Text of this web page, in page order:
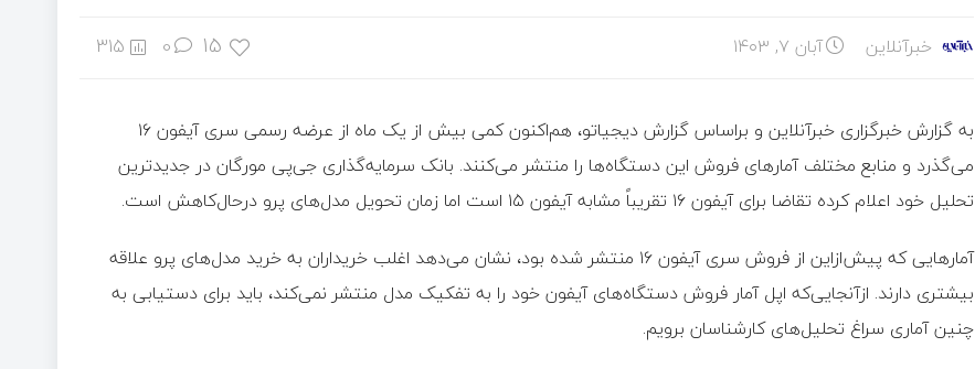
خبرآنلاین آبان ۷, ۱۴۰۳ 15
0
315
به گزارش خبرگزاری خبرآنلاین و براساس گزارش دیجیاتو، هم‌اکنون کمی بیش از یک ماه از عرضه رسمی سری آیفون ۱۶
می‌گذرد و منابع مختلف آمارهای فروش این دستگاه‌ها را منتشر می‌کنند. بانک سرمایه‌گذاری جی‌پی مورگان در جدیدترین
تحلیل خود اعلام کرده تقاضا برای آیفون ۱۶ تقریباً مشابه آیفون ۱۵ است اما زمان تحویل مدل‌های پرو درحال‌کاهش است.
آمارهایی که پیش‌ازاین از فروش سری آیفون ۱۶ منتشر شده بود، نشان می‌دهد اغلب خریداران به خرید مدل‌های پرو علاقه
بیشتری دارند. ازآنجایی‌که اپل آمار فروش دستگاه‌های آیفون خود را به تفکیک مدل منتشر نمی‌کند، باید برای دستیابی به
چنین آماری سراغ تحلیل‌های کارشناسان برویم.